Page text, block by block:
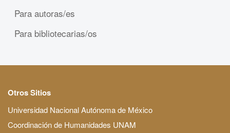
Para autoras/es
Para bibliotecarias/os
Otros Sitios
Universidad Nacional Autónoma de México
Coordinación de Humanidades UNAM